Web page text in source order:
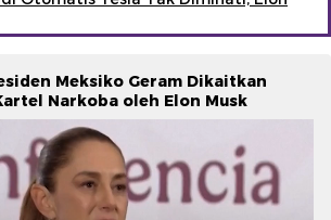
Meksiko Geram Dikaitkan
Narkoba oleh Elon Musk